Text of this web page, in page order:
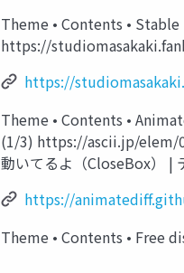
Theme • Contents •
https://
https://
Theme • Contents •
(1/3) https://ascii.jp/elem/
動いてるよ（CloseBox）
https://
Theme • Contents • Free